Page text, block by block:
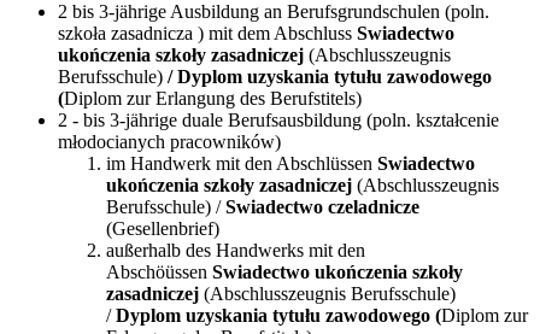
2 bis 3-jährige Ausbildung an Berufsgrundschulen (poln.
szkoła zasadnicza ) mit dem Abschluss Swiadectwo
ukończenia szkoły zasadniczej (Abschlusszeugnis
Berufsschule) / Dyplom uzyskania tytułu zawodowego
(Diplom zur Erlangung des Berufstitels)
2 - bis 3-jährige duale Berufsausbildung (poln. kształcenie
młodocianych pracowników)
im Handwerk mit den Abschlüssen Swiadectwo
ukończenia szkoły zasadniczej (Abschlusszeugnis
Berufsschule) /Swiadectwo czeladnicze
(Gesellenbrief)
außerhalb des Handwerks mit den
Abschöüssen Swiadectwo ukończenia szkoły
zasadniczej (Abschlusszeugnis Berufsschule)
/Dyplom uzyskania tytułu zawodowego (Diplom zur